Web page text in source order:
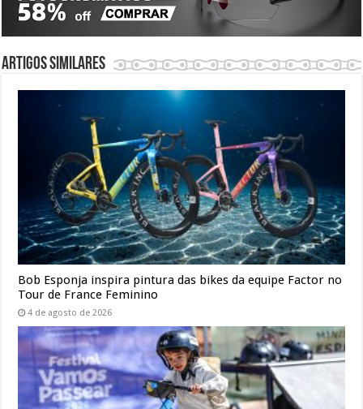
Artigos similares
Bob Esponja inspira pintura das bikes da equipe Factor no
Tour de France Feminino
4 de agosto de 2026